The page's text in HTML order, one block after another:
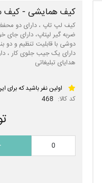
کیف همایشی - کیف
کیف لپ تاپ ، دارای دو
ضربه گیر لپتاپ، دارای جای
دوشی با قابلیت تنظیم و
دارای یک جیب جلوی کار ،
هدایای تبلیغاتی
اولین نفر باشید که برای
کد کالا: 468